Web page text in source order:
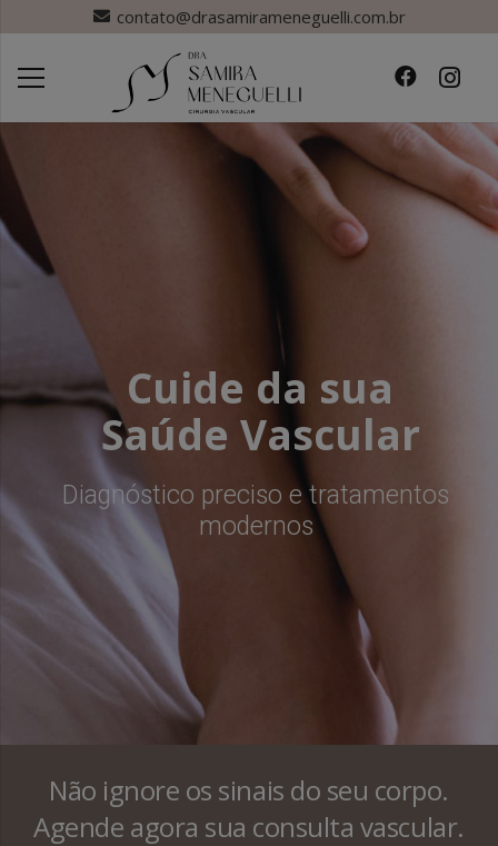
contato@drasamirameneguelli.com.br
Cuide da sua
Saúde Vascular
Diagnóstico preciso e tratamentos
modernos
Não ignore os sinais do seu corpo.
Agende agora sua consulta vascular.